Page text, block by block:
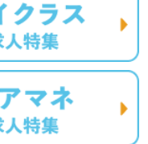
年収交渉など完全無
非公開求人も取扱い
活動！お問い合わ